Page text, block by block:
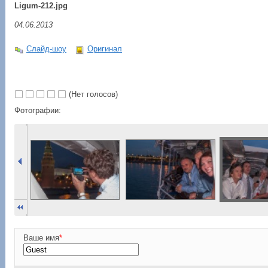
Ligum-212.jpg
04.06.2013
Слайд-шоу Оригинал
(Нет голосов)
Фотографии:
Ваше имя*